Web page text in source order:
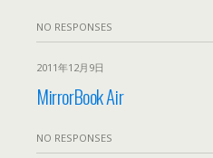
NO RESPONSES
2011年12月9日
MirrorBook Air
NO RESPONSES